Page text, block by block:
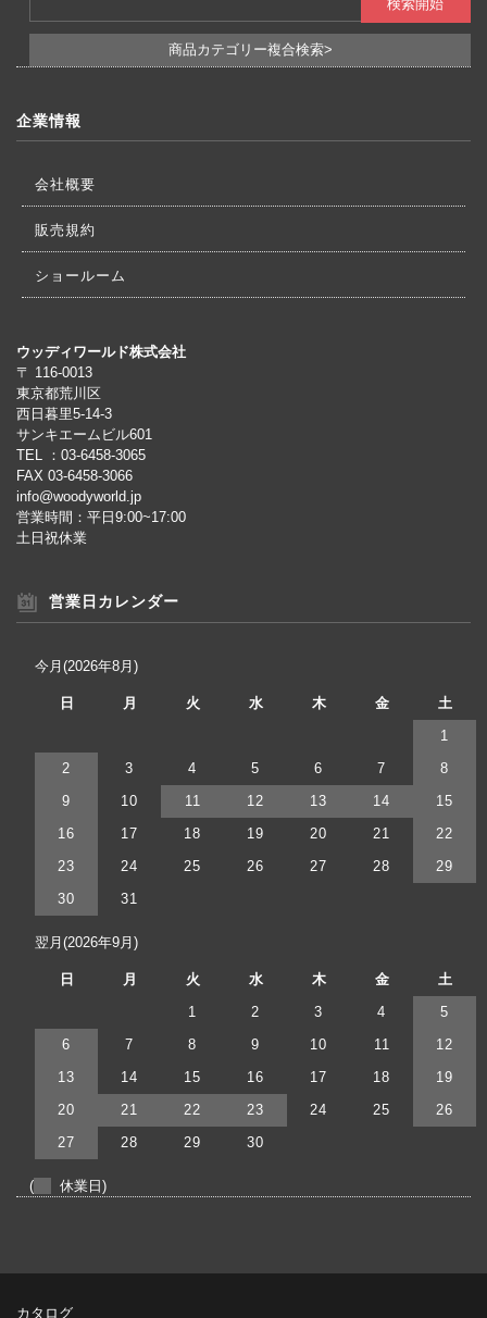
商品カテゴリー複合検索>
企業情報
会社概要
販売規約
ショールーム
ウッディワールド株式会社
〒 116-0013
東京都荒川区
西日暮里5-14-3
サンキエームビル601
TEL ：03-6458-3065
FAX 03-6458-3066
info@woodyworld.jp
営業時間：平日9:00~17:00
土日祝休業
営業日カレンダー
今月(2026年8月)
日 月 火 水 木 金
土
1
2
3 4 5 6 7
8
9
10 11 12 13 14
15
16
17 18 19 20 21
22
23
24 25 26 27 28
29
30
31
翌月(2026年9月)
日 月 火 水 木 金
土
1
2 3 4
5
6
7 8 9 10 11
12
13
14 15 16 17 18
19
20
21 22 23 24 25
26
27
28 29 30
( 休業日)
カタログ